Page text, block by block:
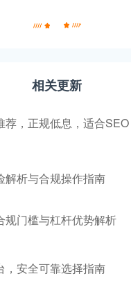
相关更新
荐，正规低息，适合SEO
解析与合规操作指南
规门槛与杠杆优势解析
，安全可靠选择指南